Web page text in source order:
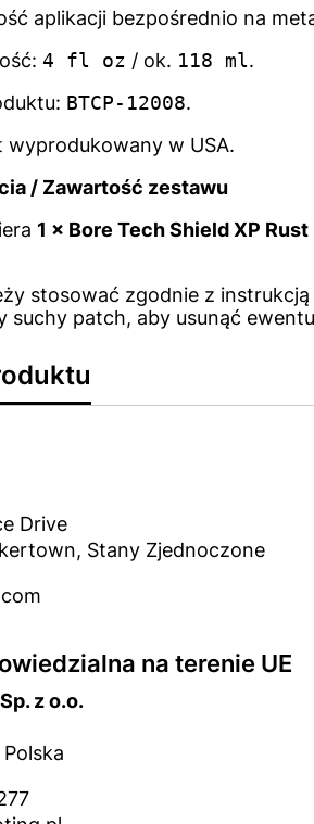
aplikacji bezpośrednio na
4 fl oz / ok. 118 ml.
BTCP-12008.
wyprodukowany w USA.
/ Zawartość zestawu
1 × Bore Tech Shield XP
stosować zgodnie z
suchy patch, aby usunąć
Drive
Stany Zjednoczone
na terenie UE
z o.o.